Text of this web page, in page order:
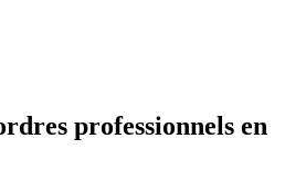
professionnels en